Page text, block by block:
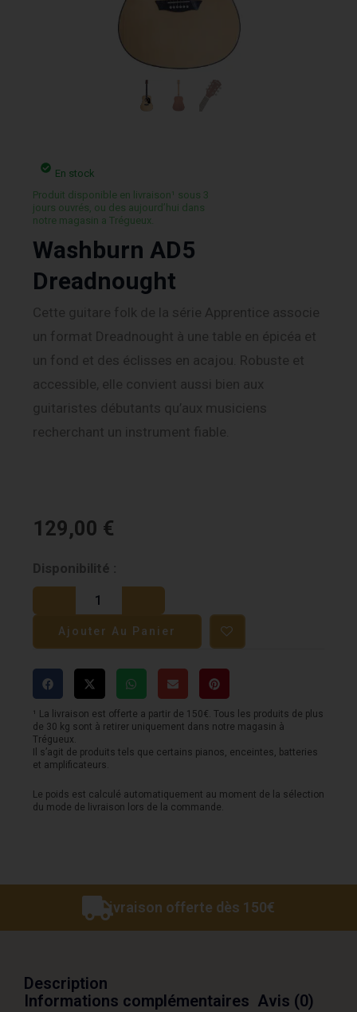
En stock
Produit disponible en livraison¹ sous 3
jours ouvrés, ou des aujourd’hui dans
notre magasin a Trégueux.
Washburn AD5
Dreadnought
Cette guitare folk de la série Apprentice associe
un format Dreadnought à une table en épicéa et
un fond et des éclisses en acajou. Robuste et
accessible, elle convient aussi bien aux
guitaristes débutants qu’aux musiciens
recherchant un instrument fiable.
129,00 €
Disponibilité :
quantité
de
Washburn
AD5
Ajouter Au Panier
¹ La livraison est offerte a partir de 150€. Tous les produits de plus
de 30 kg sont à retirer uniquement dans notre magasin à
Trégueux.
Il s’agit de produits tels que certains pianos, enceintes, batteries
et amplificateurs.
Le poids est calculé automatiquement au moment de la sélection
du mode de livraison lors de la commande.
Livraison offerte dès 150€
Description
Informations complémentaires Avis (0)